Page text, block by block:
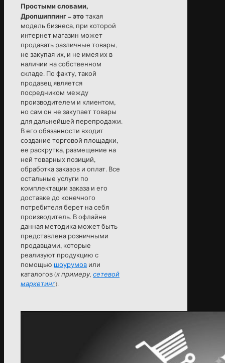
Простыми словами,
Дропшиппинг – этотакая
модель бизнеса, при которой
интернет магазин может
продавать различные товары,
не закупая их, и не имея их в
наличии на собственном
складе. По факту, такой
продавец является
посредником между
производителем и клиентом,
но сам он не закупает товары
для дальнейшей перепродажи.
В его обязанности входит
создание торговой площадки,
ее раскрутка, размещение на
ней товарных позиций,
обработка заказов и оплат. Все
остальные услуги по
комплектации заказа и его
доставке до конечного
потребителя берет на себя
производитель. В офлайне
данная методика может быть
представлена розничными
продавцами, которые
реализуют продукцию с
помощью шоурумов или
каталогов (к примеру, сетевой
маркетинг).